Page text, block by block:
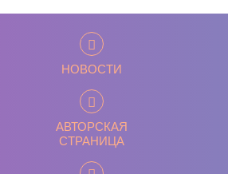
НОВОСТИ
АВТОРСКАЯ
СТРАНИЦА